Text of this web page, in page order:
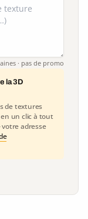
· pas de promo
la 3D
de textures
un clic à tout
adresse